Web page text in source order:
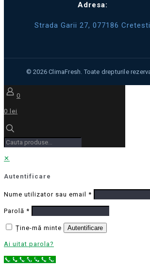
Adresa:
Strada Garii 27, 077186 Cretesti
0
0 lei
✕
Autentificare
Nume utilizator sau email *
Parolă *
Ține-mă minte Autentificare
Ai uitat parola?
Call Now Button